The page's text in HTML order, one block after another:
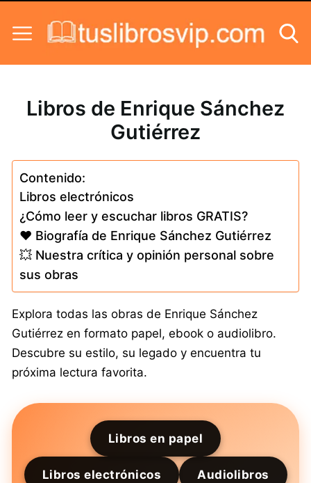
Libros de Enrique Sánchez
Gutiérrez
Contenido:
Libros electrónicos
¿Cómo leer y escuchar libros GRATIS?
❤️ Biografía de Enrique Sánchez Gutiérrez
💥 Nuestra crítica y opinión personal sobre
sus obras
Explora todas las obras de Enrique Sánchez
Gutiérrez en formato papel, ebook o audiolibro.
Descubre su estilo, su legado y encuentra tu
próxima lectura favorita.
Libros en papel
Libros electrónicos Audiolibros